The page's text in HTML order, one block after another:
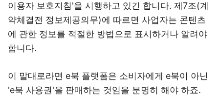
이용자 보호지침'을 시행하고 있긴 합니다. 제7조(계
약체결전 정보제공의무)에 따르면 사업자는 콘텐츠
에 관한 정보를 적절한 방법으로 표시하거나 알려야
합니다.
이 말대로라면 e북 플랫폼은 소비자에게 e북이 아닌
'e북 사용권'을 판매하는 것임을 분명히 해야 하죠.